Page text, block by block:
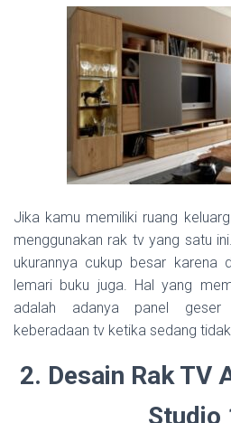
Jika kamu memiliki ruang
menggunakan rak tv yang satu
ukurannya cukup besar karena
lemari buku juga. Hal yang
adalah adanya panel
keberadaan tv ketika sedang
2. Desain Rak TV
Studio